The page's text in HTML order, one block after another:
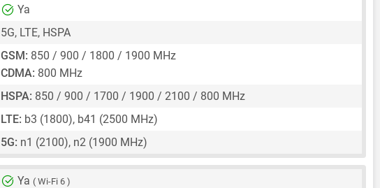
Ya
5G, LTE, HSPA
GSM: 850 / 900 / 1800 / 1900 MHz
CDMA: 800 MHz
HSPA: 850 / 900 / 1700 / 1900 / 2100 / 800 MHz
LTE: b3 (1800), b41 (2500 MHz)
5G: n1 (2100), n2 (1900 MHz)
Ya ( Wi-Fi 6 )